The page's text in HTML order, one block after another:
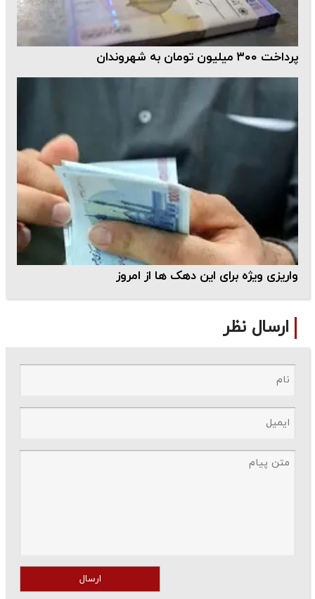
پرداخت ۳۰۰ میلیون تومان به شهروندان
واریزی ویژه برای این دهک ها از امروز
ارسال نظر
ارسال